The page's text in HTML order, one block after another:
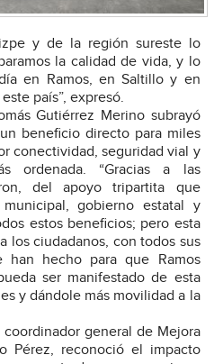
y de la región sureste lo
la calidad de vida, y lo
en Ramos, en Saltillo y en
país”, expresó.
Gutiérrez Merino subrayó
beneficio directo para miles
conectividad, seguridad vial y
ordenada. “Gracias a las
del apoyo tripartita que
gobierno estatal y
estos beneficios; pero esta
los ciudadanos, con todos sus
hecho para que Ramos
ser manifestado de esta
y dándole más movilidad a la
general de Mejora
Pérez, reconoció el impacto